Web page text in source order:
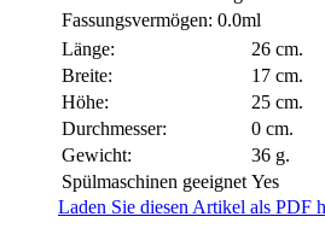
Fassungsvermögen: 0.0ml
Länge:
26 cm.
Breite:
17 cm.
Höhe:
25 cm.
Durchmesser:
0 cm.
Gewicht:
36 g.
Spülmaschinen geeignet Yes
Laden Sie diesen Artikel als PDF